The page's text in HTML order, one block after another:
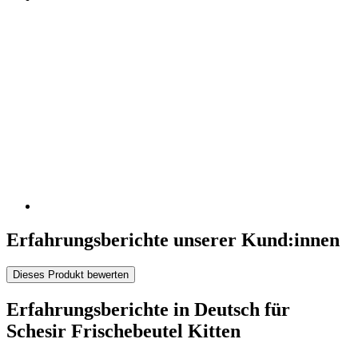
Erfahrungsberichte unserer Kund:innen
Dieses Produkt bewerten
Erfahrungsberichte in Deutsch für
Schesir Frischebeutel Kitten